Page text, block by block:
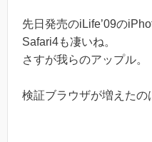
先日発売のiLife’09の
Safari4も凄いね。
さすが我らのアップル。
検証ブラウザが増えたの